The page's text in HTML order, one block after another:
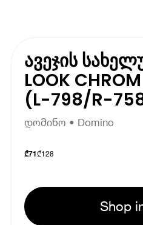
ავეჯის
LOOK
(L-798/R-
დომინო • Domino
₾71₾128
Shop